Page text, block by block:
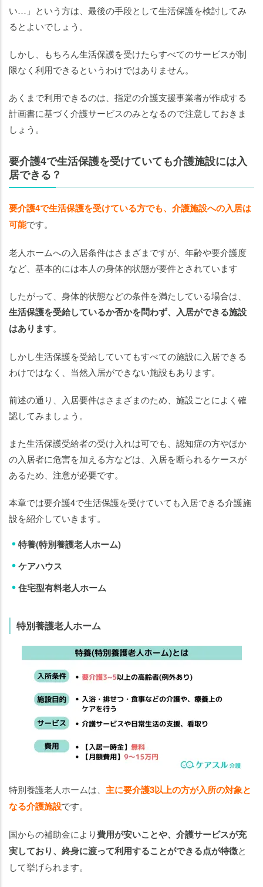
い…」という方は、最後の手段として生活保護を検討してみ
るとよいでしょう。
しかし、もちろん生活保護を受けたらすべてのサービスが制
限なく利用できるというわけではありません。
あくまで利用できるのは、指定の介護支援事業者が作成する
計画書に基づく介護サービスのみとなるので注意しておきま
しょう。
要介護4で生活保護を受けていても介護施設には入
居できる？
要介護4で生活保護を受けている方でも、介護施設への入居は
可能です。
老人ホームへの入居条件はさまざまですが、年齢や要介護度
など、基本的には本人の身体的状態が要件とされています
したがって、身体的状態などの条件を満たしている場合は、
生活保護を受給しているか否かを問わず、入居ができる施設
はあります。
しかし生活保護を受給していてもすべての施設に入居できる
わけではなく、当然入居ができない施設もあります。
前述の通り、入居要件はさまざまのため、施設ごとによく確
認してみましょう。
また生活保護受給者の受け入れは可でも、認知症の方やほか
の入居者に危害を加える方などは、入居を断られるケースが
あるため、注意が必要です。
本章では要介護4で生活保護を受けていても入居できる介護施
設を紹介していきます。
特養(特別養護老人ホーム)
ケアハウス
住宅型有料老人ホーム
特別養護老人ホーム
特別養護老人ホームは、 主に要介護3以上の方が入所の対象と
なる介護施設です。
国からの補助金により費用が安いことや、介護サービスが充
実しており、終身に渡って利用することができる点が特徴と
して挙げられます。